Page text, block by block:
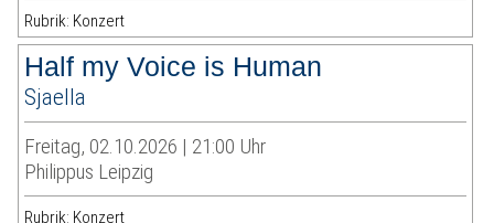
Rubrik: Konzert
Half my Voice is Human
Sjaella
Freitag, 02.10.2026 | 21:00 Uhr
Philippus Leipzig
Rubrik: Konzert